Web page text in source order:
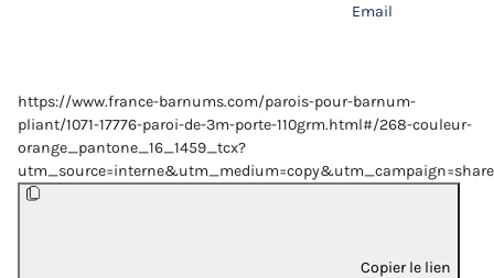
Email
https://www.france-barnums.com/parois-pour-barnum-
pliant/1071-17776-paroi-de-3m-porte-110grm.html#/268-couleur-
orange_pantone_16_1459_tcx?
Copier le lien